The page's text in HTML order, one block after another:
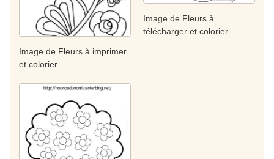
Image de Fleurs à imprimer
et colorier
Image de Fleurs à
télécharger et colorier